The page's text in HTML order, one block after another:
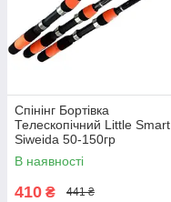
Спінінг Бортівка
Телескопічний Little Smart
Siweida 50-150гр
В наявності
410 ₴ 441 ₴